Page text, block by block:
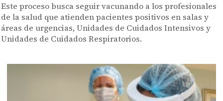
Este proceso busca seguir vacunando a los profesionales
de la salud que atienden pacientes positivos en salas y
áreas de urgencias, Unidades de Cuidados Intensivos y
Unidades de Cuidados Respiratorios.